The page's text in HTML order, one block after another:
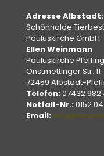
Adresse Albstadt:
Schönhalde
Pauluskirche GmbH
Ellen Weinmann
Pauluskirche
Onstmettinger Str. 11
72459 Albstadt-
Telefon: 07432 982
Notfall-Nr.: 0152
Email: